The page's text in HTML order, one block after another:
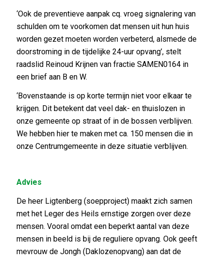
‘Ook de preventieve aanpak cq. vroeg signalering van
schulden om te voorkomen dat mensen uit hun huis
worden gezet moeten worden verbeterd, alsmede de
doorstroming in de tijdelijke 24-uur opvang’, stelt
raadslid Reinoud Krijnen van fractie SAMEN0164 in
een brief aan B en W.
‘Bovenstaande is op korte termijn niet voor elkaar te
krijgen. Dit betekent dat veel dak- en thuislozen in
onze gemeente op straat of in de bossen verblijven.
We hebben hier te maken met ca. 150 mensen die in
onze Centrumgemeente in deze situatie verblijven.
Advies
De heer Ligtenberg (soepproject) maakt zich samen
met het Leger des Heils ernstige zorgen over deze
mensen. Vooral omdat een beperkt aantal van deze
mensen in beeld is bij de reguliere opvang. Ook geeft
mevrouw de Jongh (Daklozenopvang) aan dat de